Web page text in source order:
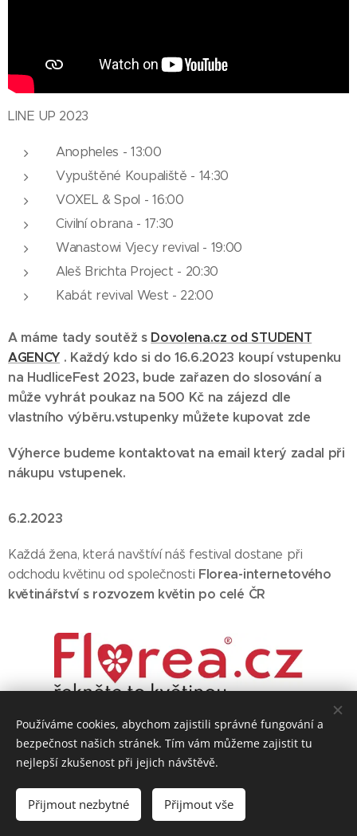
LINE UP 2023
Anopheles - 13:00
Vypuštěné Koupaliště - 14:30
VOXEL & Spol - 16:00
Civilní obrana - 17:30
Wanastowi Vjecy revival - 19:00
Aleš Brichta Project - 20:30
Kabát revival West - 22:00
A máme tady soutěž s Dovolena.cz od STUDENT
AGENCY . Každý kdo si do 16.6.2023 koupí vstupenku
na HudliceFest 2023, bude zařazen do slosování a
může vyhrát poukaz na 500 Kč na zájezd dle
vlastního výběru.vstupenky můžete kupovat zde
Výherce budeme kontaktovat na email který zadal při
nákupu vstupenek.
6.2.2023
Každá žena, která navštíví náš festival dostane při
odchodu květinu od společnosti Florea-internetového
květinářství s rozvozem květin po celé ČR
© 2025 HudliceFest / Při výrobě těchto stránek nebyly zlomeny
žádné paličky.
Mediální Partner HudliceFestu je
Relax Radio
Používáme cookies, abychom zajistili správné fungování a
bezpečnost našich stránek. Tím vám můžeme zajistit tu
nejlepší zkušenost při jejich návštěvě.
Přijmout nezbytné Přijmout vše